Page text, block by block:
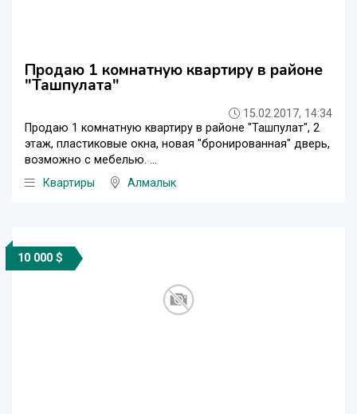
Продаю 1 комнатную квартиру в районе
"Ташпулата"
15.02.2017, 14:34
Продаю 1 комнатную квартиру в районе "Ташпулат", 2
этаж, пластиковые окна, новая "бронированная" дверь,
возможно с мебелью. ...
Квартиры
Алмалык
10 000 $